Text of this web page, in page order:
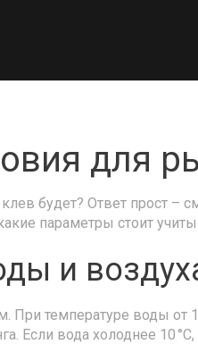
для
будет? Ответ прост –
параметры стоит
и
При температуре воды от
Если вода холоднее 10